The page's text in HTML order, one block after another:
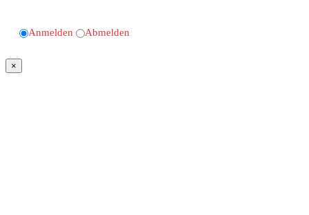
Anmelden Abmelden
×